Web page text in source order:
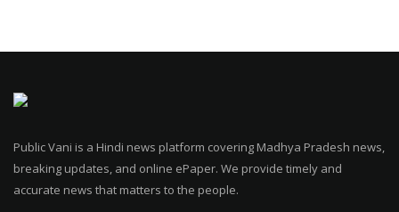
Public Vani is a Hindi news platform covering Madhya Pradesh news,
breaking updates, and online ePaper. We provide timely and
accurate news that matters to the people.